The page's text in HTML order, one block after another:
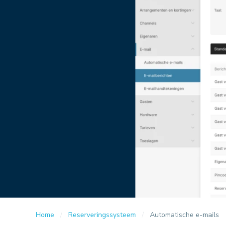
Home Reserveringssysteem Automatische e-mails